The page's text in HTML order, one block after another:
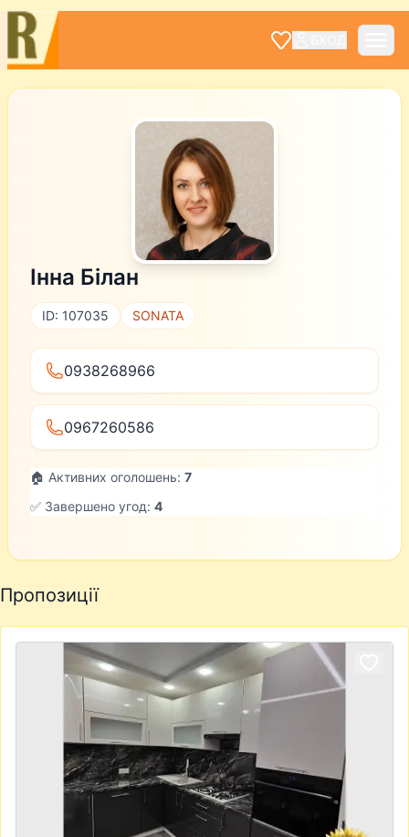
Інна Білан
ID: 107035 SONATA
0938268966
0967260586
🏠 Активних оголошень: 7
✅ Завершено угод: 4
Пропозиції